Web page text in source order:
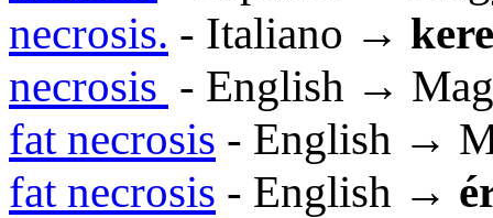
necrosis. - Italiano →
necrosis - English →
fat necrosis - English →
fat necrosis - English →